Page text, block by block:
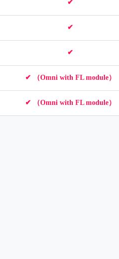
✔
✔
✔
✔ （Omni with FL module）
✔ （Omni with FL module）